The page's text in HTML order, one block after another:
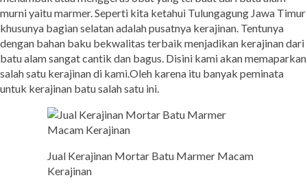
murni yaitu marmer. Seperti kita ketahui Tulungagung Jawa Timur
khusunya bagian selatan adalah pusatnya kerajinan. Tentunya
dengan bahan baku bekwalitas terbaik menjadikan kerajinan dari
batu alam sangat cantik dan bagus. Disini kami akan memaparkan
salah satu kerajinan di kami.Oleh karena itu banyak peminata
untuk kerajinan batu salah satu ini.
Jual Kerajinan Mortar Batu Marmer Macam
Kerajinan